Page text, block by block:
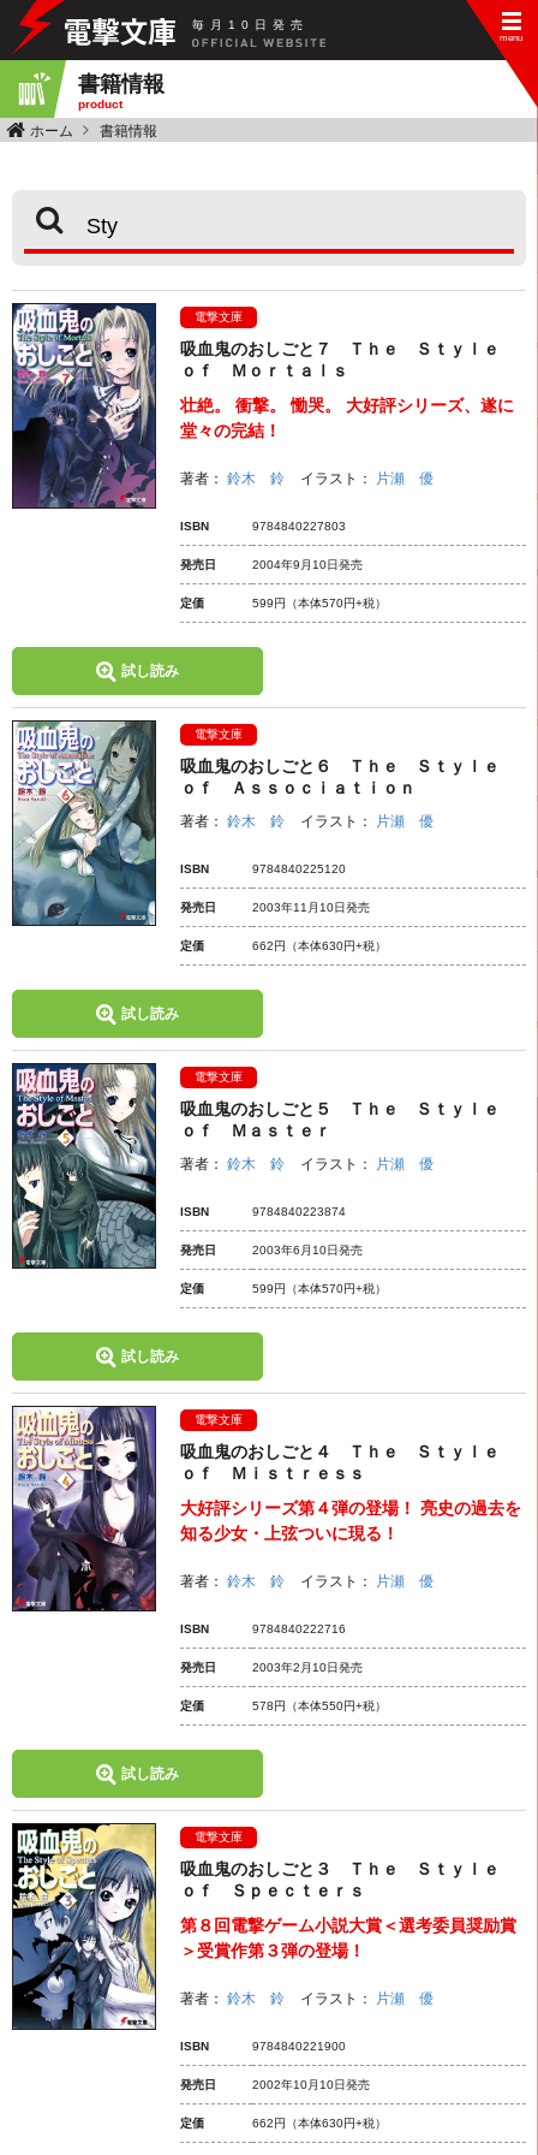
毎 月 10 日 発 売
書籍情報
product
ホーム 書籍情報
電撃文庫
吸血鬼のおしごと７ Ｔｈｅ Ｓｔｙｌｅ
ｏｆ Ｍｏｒｔａｌｓ
壮絶。 衝撃。 慟哭。 大好評シリーズ、遂に
堂々の完結！
著者： 鈴木 鈴 イラスト： 片瀬 優
ISBN 9784840227803
発売日 2004年9月10日発売
定価 599円 （本体570円+税）
試し読み
電撃文庫
吸血鬼のおしごと６ Ｔｈｅ Ｓｔｙｌｅ
ｏｆ Ａｓｓｏｃｉａｔｉｏｎ
著者： 鈴木 鈴 イラスト： 片瀬 優
ISBN 9784840225120
発売日 2003年11月10日発売
定価 662円 （本体630円+税）
試し読み
電撃文庫
吸血鬼のおしごと５ Ｔｈｅ Ｓｔｙｌｅ
ｏｆ Ｍａｓｔｅｒ
著者： 鈴木 鈴 イラスト： 片瀬 優
ISBN 9784840223874
発売日 2003年6月10日発売
定価 599円 （本体570円+税）
試し読み
電撃文庫
吸血鬼のおしごと４ Ｔｈｅ Ｓｔｙｌｅ
ｏｆ Ｍｉｓｔｒｅｓｓ
大好評シリーズ第４弾の登場！ 亮史の過去を
知る少女・上弦ついに現る！
著者： 鈴木 鈴 イラスト： 片瀬 優
ISBN 9784840222716
発売日 2003年2月10日発売
定価 578円 （本体550円+税）
試し読み
電撃文庫
吸血鬼のおしごと３ Ｔｈｅ Ｓｔｙｌｅ
ｏｆ Ｓｐｅｃｔｅｒｓ
第８回電撃ゲーム小説大賞＜選考委員奨励賞
＞受賞作第３弾の登場！
著者： 鈴木 鈴 イラスト： 片瀬 優
ISBN 9784840221900
発売日 2002年10月10日発売
定価 662円 （本体630円+税）